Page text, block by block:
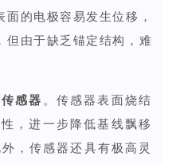
的电极容易发生位移，
但由于缺乏锚定结构，难
感器 。传感器表面烧结
，进一步降低基线飘移
，传感器还具有极高灵